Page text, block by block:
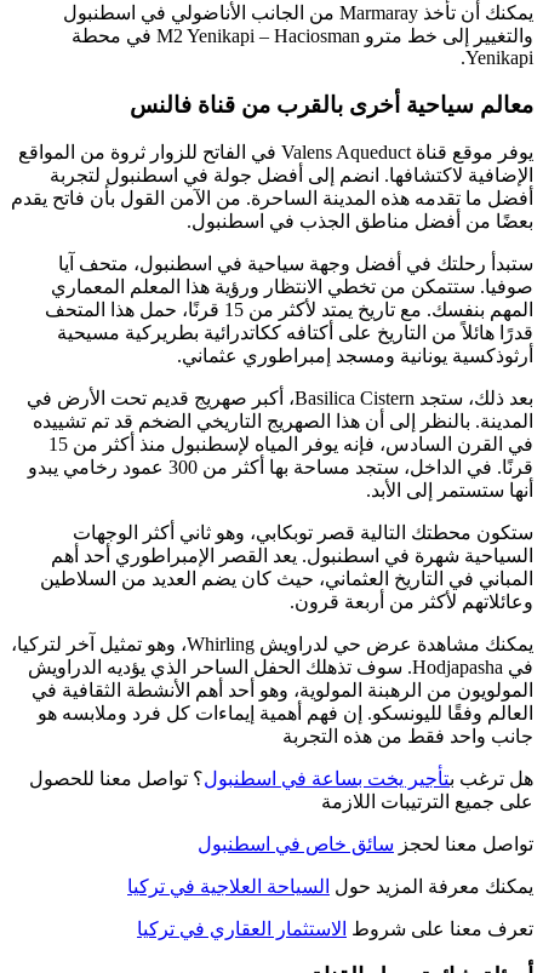
يمكنك أن تأخذ Marmaray من الجانب الأناضولي في اسطنبول
والتغيير إلى خط مترو M2 Yenikapi – Haciosman في محطة
Yenikapi.
معالم سياحية أخرى بالقرب من قناة فالنس
يوفر موقع قناة Valens Aqueduct في الفاتح للزوار ثروة من المواقع
الإضافية لاكتشافها. انضم إلى أفضل جولة في اسطنبول لتجربة
أفضل ما تقدمه هذه المدينة الساحرة. من الآمن القول بأن فاتح يقدم
بعضًا من أفضل مناطق الجذب في اسطنبول.
ستبدأ رحلتك في أفضل وجهة سياحية في اسطنبول، متحف آيا
صوفيا. ستتمكن من تخطي الانتظار ورؤية هذا المعلم المعماري
المهم بنفسك. مع تاريخ يمتد لأكثر من 15 قرنًا، حمل هذا المتحف
قدرًا هائلاً من التاريخ على أكتافه ككاتدرائية بطريركية مسيحية
أرثوذكسية يونانية ومسجد إمبراطوري عثماني.
بعد ذلك، ستجد Basilica Cistern، أكبر صهريج قديم تحت الأرض في
المدينة. بالنظر إلى أن هذا الصهريج التاريخي الضخم قد تم تشييده
في القرن السادس، فإنه يوفر المياه لإسطنبول منذ أكثر من 15
قرنًا. في الداخل، ستجد مساحة بها أكثر من 300 عمود رخامي يبدو
أنها ستستمر إلى الأبد.
ستكون محطتك التالية قصر توبكابي، وهو ثاني أكثر الوجهات
السياحية شهرة في اسطنبول. يعد القصر الإمبراطوري أحد أهم
المباني في التاريخ العثماني، حيث كان يضم العديد من السلاطين
وعائلاتهم لأكثر من أربعة قرون.
يمكنك مشاهدة عرض حي لدراويش Whirling، وهو تمثيل آخر لتركيا،
في Hodjapasha. سوف تذهلك الحفل الساحر الذي يؤديه الدراويش
المولويون من الرهبنة المولوية، وهو أحد أهم الأنشطة الثقافية في
العالم وفقًا لليونسكو. إن فهم أهمية إيماءات كل فرد وملابسه هو
جانب واحد فقط من هذه التجربة
هل ترغب بتأجير يخت بساعة في اسطنبول؟ تواصل معنا للحصول
على جميع الترتيبات اللازمة
تواصل معنا لحجز سائق خاص في اسطنبول
يمكنك معرفة المزيد حول السياحة العلاجية في تركيا
تعرف معنا على شروط الاستثمار العقاري في تركيا